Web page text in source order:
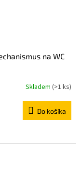
na WC
Skladem (>1 ks)
Do košíka